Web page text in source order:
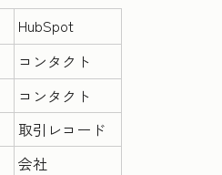
HubSpot
コンタクト
コンタクト
取引レコード
会社